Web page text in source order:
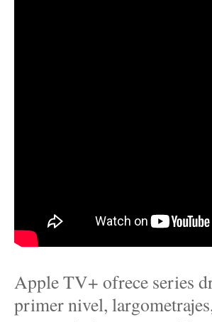
Apple TV+ ofrece series
primer nivel,